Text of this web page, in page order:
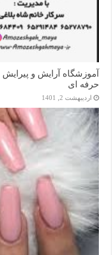
آموزشگاه آرایش و
حرفه ای
اردیبهشت 2, 1401